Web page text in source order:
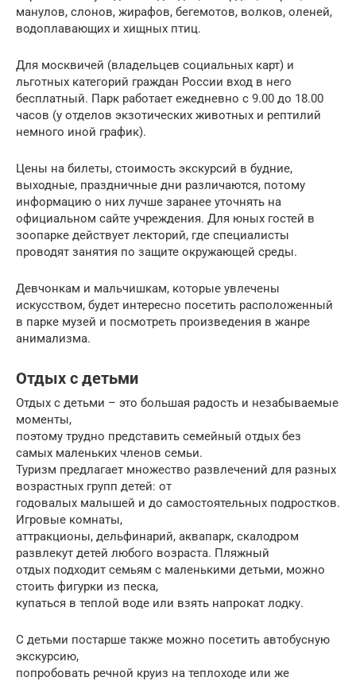
манулов, слонов, жирафов, бегемотов, волков, оленей,
водоплавающих и хищных птиц.
Для москвичей (владельцев социальных карт) и
льготных категорий граждан России вход в него
бесплатный. Парк работает ежедневно с 9.00 до 18.00
часов (у отделов экзотических животных и рептилий
немного иной график).
Цены на билеты, стоимость экскурсий в будние,
выходные, праздничные дни различаются, потому
информацию о них лучше заранее уточнять на
официальном сайте учреждения. Для юных гостей в
зоопарке действует лекторий, где специалисты
проводят занятия по защите окружающей среды.
Девчонкам и мальчишкам, которые увлечены
искусством, будет интересно посетить расположенный
в парке музей и посмотреть произведения в жанре
анимализма.
Отдых с детьми
Отдых с детьми – это большая радость и незабываемые
моменты,
поэтому трудно представить семейный отдых без
самых маленьких членов семьи.
Туризм предлагает множество развлечений для разных
возрастных групп детей: от
годовалых малышей и до самостоятельных подростков.
Игровые комнаты,
аттракционы, дельфинарий, аквапарк, скалодром
развлекут детей любого возраста. Пляжный
отдых подходит семьям с маленькими детьми, можно
стоить фигурки из песка,
купаться в теплой воде или взять напрокат лодку.
С детьми постарше также можно посетить автобусную
экскурсию,
попробовать речной круиз на теплоходе или же